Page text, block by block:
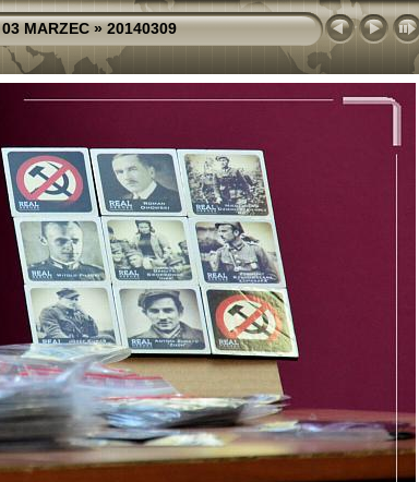
03 MARZEC»20140309